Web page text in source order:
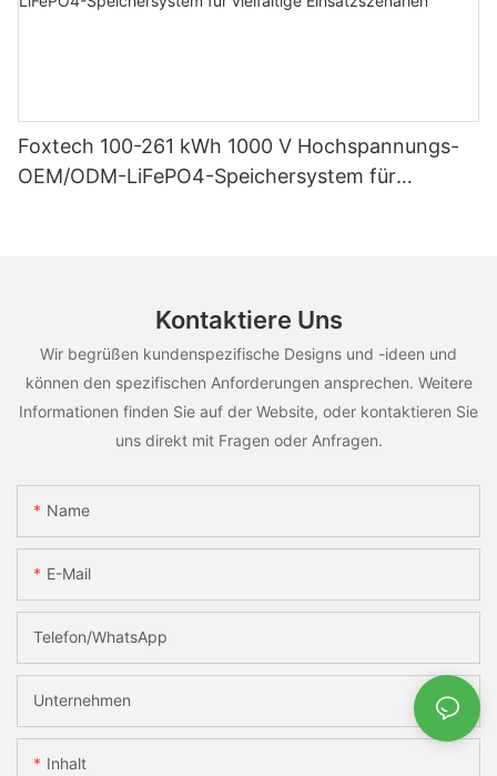
Foxtech 100-261 kWh 1000 V Hochspannungs-
OEM/ODM-LiFePO4-Speichersystem für
Kontaktiere Uns
Wir begrüßen kundenspezifische Designs und -ideen und
können den spezifischen Anforderungen ansprechen. Weitere
Informationen finden Sie auf der Website, oder kontaktieren Sie
uns direkt mit Fragen oder Anfragen.
Name
E-Mail
Telefon/WhatsApp
Unternehmen
Inhalt